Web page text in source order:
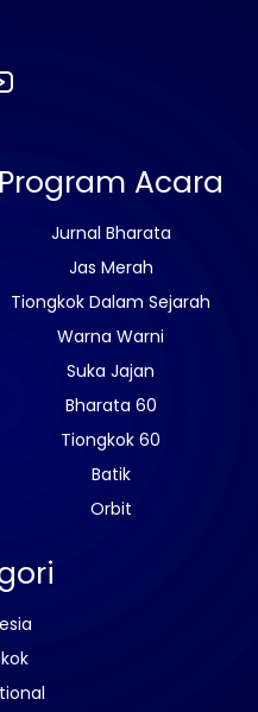
Program Acara
Jurnal Bharata
Jas Merah
Tiongkok Dalam Sejarah
Warna Warni
Suka Jajan
Bharata 60
Tiongkok 60
Batik
Orbit